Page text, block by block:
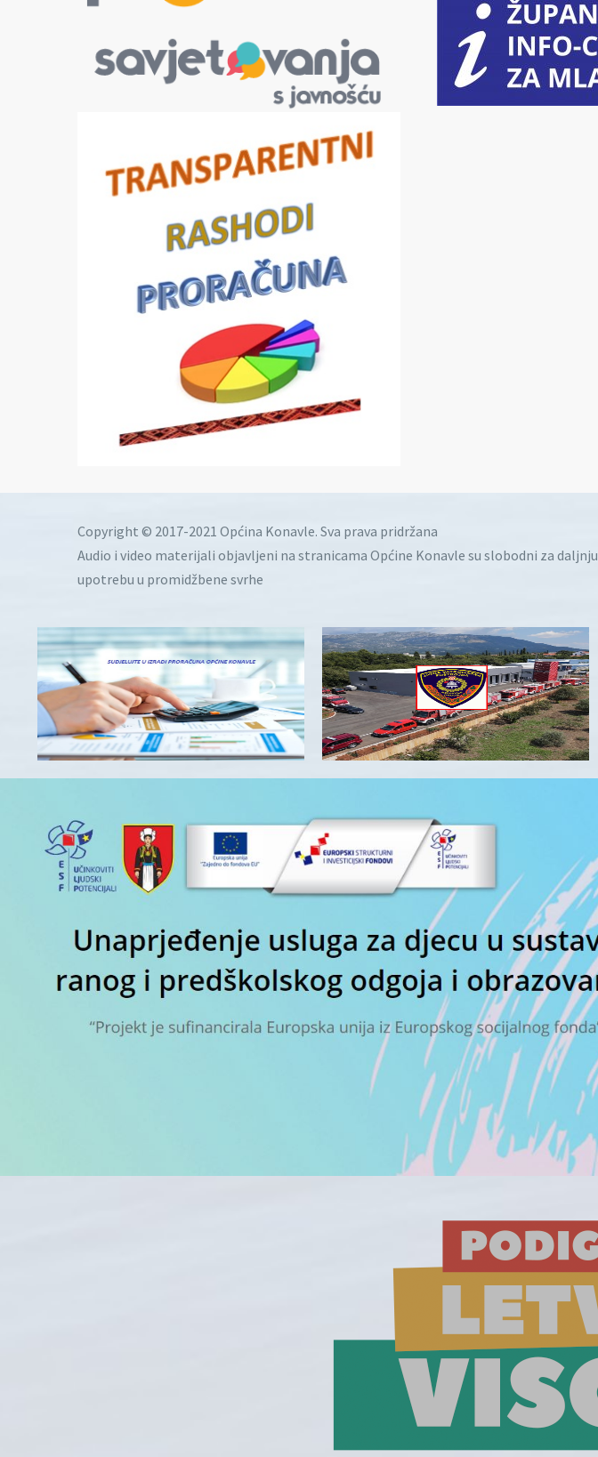
Copyright © 2017-2021 Općina Konavle. Sva prava pridržana
Audio i video materijali objavljeni na stranicama Općine Konavle su slobodni za daljnju
upotrebu u promidžbene svrhe